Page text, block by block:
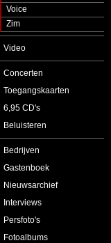
Voice
Zim
Video
Concerten
Toegangskaarten
6,95 CD's
Beluisteren
Bedrijven
Gastenboek
Nieuwsarchief
Interviews
Persfoto's
Fotoalbums